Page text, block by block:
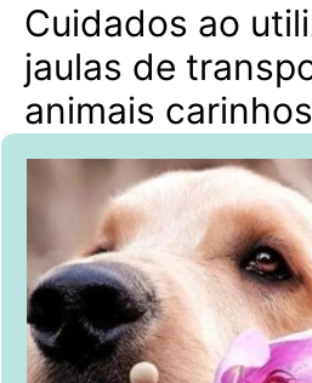
Cuidados ao
jaulas de
animais